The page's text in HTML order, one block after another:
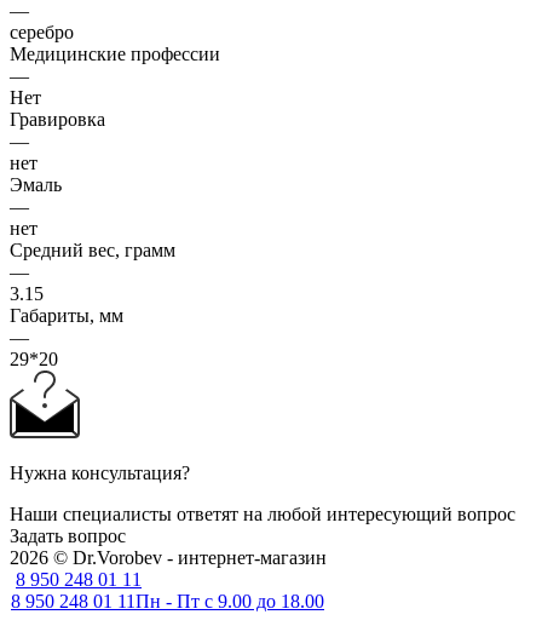
—
серебро
Медицинские профессии
—
Нет
Гравировка
—
нет
Эмаль
—
нет
Средний вес, грамм
—
3.15
Габариты, мм
—
29*20
Нужна консультация?
Наши специалисты ответят на любой интересующий вопрос
Задать вопрос
2026 © Dr.Vorobev - интернет-магазин
8 950 248 01 11
8 950 248 01 11Пн - Пт с 9.00 до 18.00